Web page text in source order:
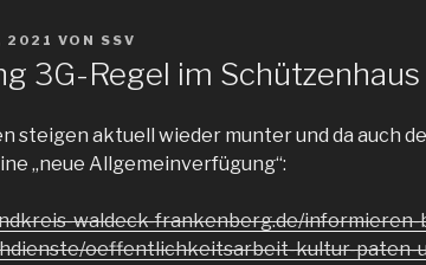
2021 VON SSV
3G-Regel im Schützenhaus
steigen aktuell wieder munter und da auch
„neue Allgemeinverfügung“:
waldeck-frankenberg.de/
oeffentlichkeitsarbeit-kultur-paten-